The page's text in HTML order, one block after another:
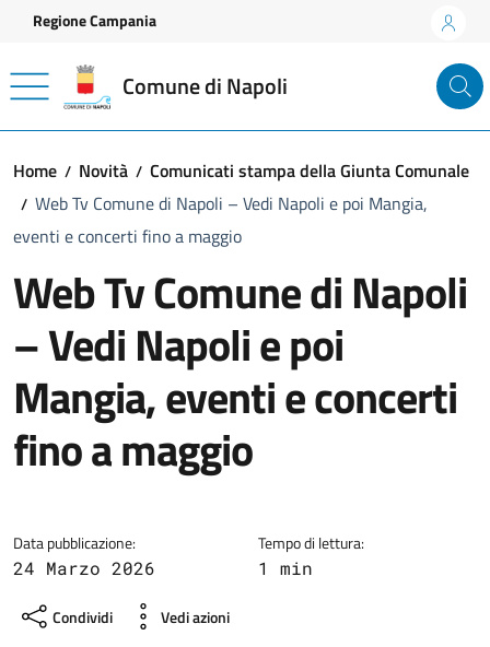
Vai ai contenuti
Vai al footer
Regione Campania
Comune di Napoli
Home Novità
Comunicati stampa della Giunta Comunale
Web Tv Comune di Napoli – Vedi Napoli e poi Mangia,
eventi e concerti fino a maggio
Web Tv Comune di Napoli
– Vedi Napoli e poi
Mangia, eventi e concerti
fino a maggio
Data pubblicazione:
24 Marzo 2026
Tempo di lettura:
1 min
Condividi Vedi azioni